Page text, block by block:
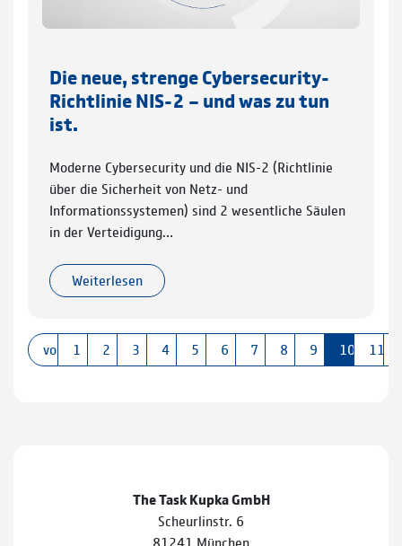
Die neue, strenge Cybersecurity-
Richtlinie NIS-2 – und was zu tun
ist.
Moderne Cybersecurity und die NIS-2 (Richtlinie
über die Sicherheit von Netz- und
Informationssystemen) sind 2 wesentliche Säulen
in der Verteidigung…
Weiterlesen
vorherige
1 2 3 4 5 6 7 8 9 10 11
The Task Kupka GmbH
Scheurlinstr. 6